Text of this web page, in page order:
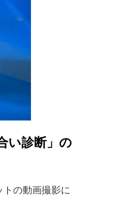
い診断」の
の動画撮影に